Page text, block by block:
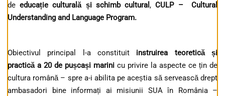
deeducație culturală și schimb cultural,CULP – Cultural
Understanding and Language Program.
Obiectivul principal l-a constituit instruirea teoretică și
practică a 20 de pușcași marini cu privire la aspecte ce țin de
cultura română – spre a-i abilita pe aceștia să servească drept
ambasadori bine informați ai misiunii SUA în România –